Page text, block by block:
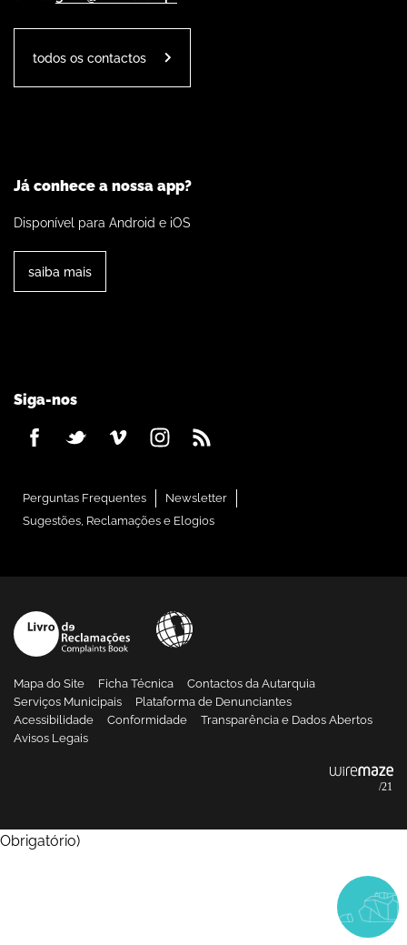
todos os contactos
Já conhece a nossa app?
Disponível para Android e iOS
saiba mais
Siga-nos
Perguntas Frequentes
Newsletter
Sugestões, Reclamações e Elogios
Mapa do Site Ficha Técnica
Contactos da Autarquia
Serviços Municipais
Plataforma de Denunciantes
Acessibilidade
Conformidade
Transparência e Dados Abertos
Avisos Legais
Obrigatório)